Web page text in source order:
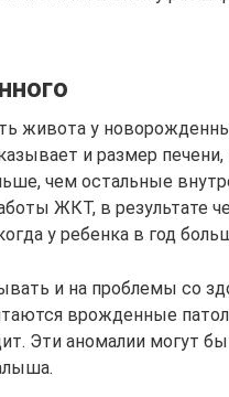
живота у
и размер печени,
чем остальные
ЖКТ, в результате
у ребенка в год
и на проблемы со
врожденные
Эти аномалии могут